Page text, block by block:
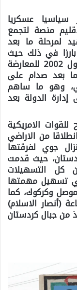
عسكريا
منصة لتجمع
لمرحلة ما بعد
في ذلك حيث
شاركا في مؤتمر لندن في كانون الاول 2002 للمعارضة
ما بعد صدام على
وهو ما ساهم
الدولة بعد
الامريكية
من الاراضي
جوي لفرقتها
حيث قدمت
كل التسهيلات
في تسهيل مهمتها
وكركوك، كما
(أنصار الاسلام)
من جبال كردستان